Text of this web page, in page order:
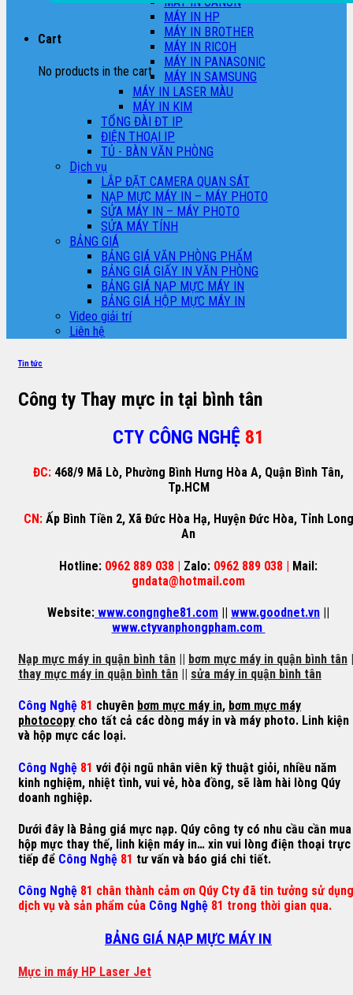
Cart
No products in the cart.
MÁY IN HP
MÁY IN BROTHER
MÁY IN RICOH
MÁY IN PANASONIC
MÁY IN SAMSUNG
MÁY IN LASER MÀU
MÁY IN KIM
TỔNG ĐÀI ĐT IP
ĐIỆN THOẠI IP
TỦ - BÀN VĂN PHÒNG
Dịch vụ
LẮP ĐẶT CAMERA QUAN SÁT
NẠP MỰC MÁY IN – MÁY PHOTO
SỬA MÁY IN – MÁY PHOTO
SỬA MÁY TÍNH
BẢNG GIÁ
BẢNG GIÁ VĂN PHÒNG PHẨM
BẢNG GIÁ GIẤY IN VĂN PHÒNG
BẢNG GIÁ NẠP MỰC MÁY IN
BẢNG GIÁ HỘP MỰC MÁY IN
Video giải trí
Liên hệ
Tin tức
Công ty Thay mực in tại bình tân
CTY CÔNG NGHỆ 81
ĐC: 468/9 Mã Lò, Phường Bình Hưng Hòa A, Quận Bình Tân,
Tp.HCM
CN: Ấp Bình Tiền 2, Xã Đức Hòa Hạ, Huyện Đức Hòa, Tỉnh Long
An
Hotline: 0962 889 038 | Zalo: 0962 889 038 | Mail:
gndata@hotmail.com
Website: www.congnghe81.com || www.goodnet.vn ||
www.ctyvanphongpham.com
Nạp mực máy in quận bình tân bơm mực máy in quận bình tân
thay mực máy in quận bình tân
sửa máy in quận bình tân
Công Nghệ 81 chuyên bơm mực máy in, bơm mực máy
photocopy cho tất cả các dòng máy in và máy photo. Linh kiện
và hộp mực các loại.
Công Nghệ 81 với đội ngũ nhân viên kỹ thuật giỏi, nhiều năm
kinh nghiệm, nhiệt tình, vui vẻ, hòa đồng, sẽ làm hài lòng Qúy
doanh nghiệp.
Dưới đây là Bảng giá mực nạp. Qúy công ty có nhu cầu cần mua
hộp mực thay thế, linh kiện máy in… xin vui lòng điện thoại trực
tiếp để Công Nghệ 81 tư vấn và báo giá chi tiết.
Công Nghệ 81 chân thành cảm ơn Qúy Cty đã tin tưởng sử dụng
dịch vụ và sản phẩm của Công Nghệ 81 trong thời gian qua.
BẢNG GIÁ NẠP MỰC MÁY IN
Mực in máy HP Laser Jet